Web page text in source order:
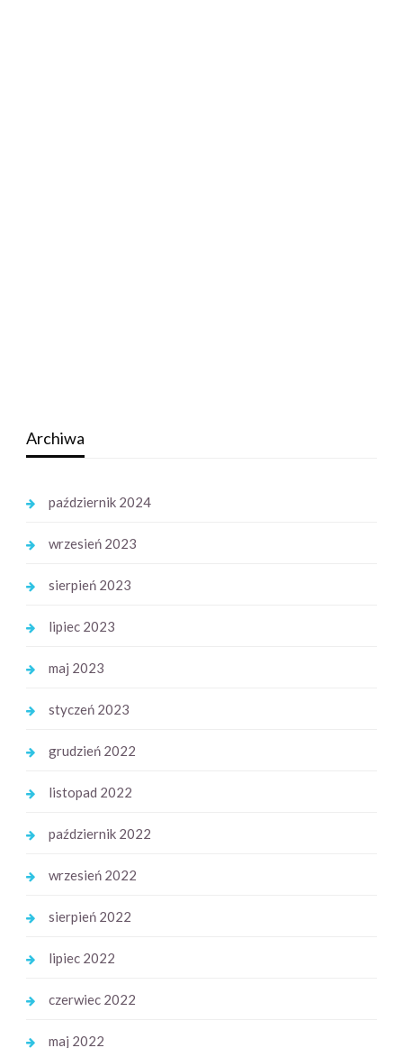
Archiwa
październik 2024
wrzesień 2023
sierpień 2023
lipiec 2023
maj 2023
styczeń 2023
grudzień 2022
listopad 2022
październik 2022
wrzesień 2022
sierpień 2022
lipiec 2022
czerwiec 2022
maj 2022